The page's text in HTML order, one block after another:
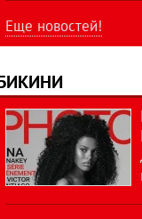
Еще новостей!